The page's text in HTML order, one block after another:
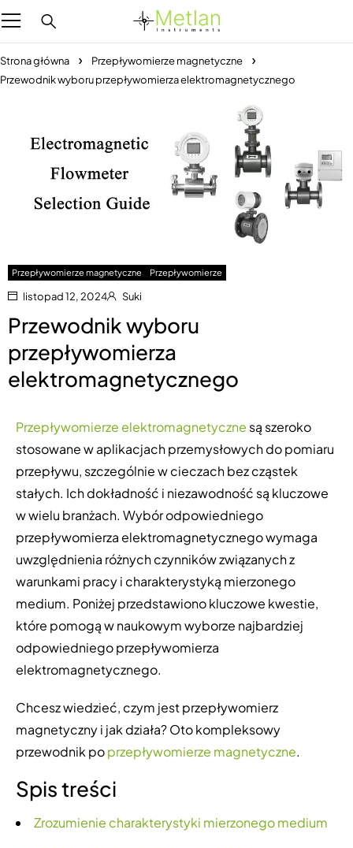
Strona główna
Przepływomierze magnetyczne
Przewodnik wyboru przepływomierza elektromagnetycznego
Przepływomierze magnetyczne Przepływomierze
listopad 12, 2024 Suki
Przewodnik wyboru
przepływomierza
elektromagnetycznego
Przepływomierze elektromagnetyczne są szeroko
stosowane w aplikacjach przemysłowych do pomiaru
przepływu, szczególnie w cieczach bez cząstek
stałych. Ich dokładność i niezawodność są kluczowe
w wielu branżach. Wybór odpowiedniego
przepływomierza elektromagnetycznego wymaga
uwzględnienia różnych czynników związanych z
warunkami pracy i charakterystyką mierzonego
medium. Poniżej przedstawiono kluczowe kwestie,
które pomogą w naukowym wyborze najbardziej
odpowiedniego przepływomierza
elektromagnetycznego.
Chcesz wiedzieć, czym jest przepływomierz
magnetyczny i jak działa? Oto kompleksowy
przewodnik poprzepływomierze magnetyczne.
Spis treści
Zrozumienie charakterystyki mierzonego medium